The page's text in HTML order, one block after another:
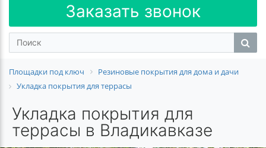
Заказать звонок
Площадки под ключ
Резиновые покрытия для дома и дачи
Укладка покрытия для террасы
Укладка покрытия для
террасы в Владикавказе